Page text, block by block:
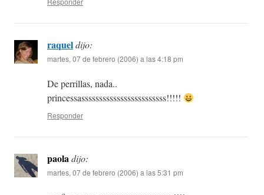
raqueldijo:
martes, 07 de febrero (2006) a las 4:18 pm
De perrillas, nada..
princessassssssssssssssssssssssss!!!!!
Responder
paoladijo:
martes, 07 de febrero (2006) a las 5:31 pm